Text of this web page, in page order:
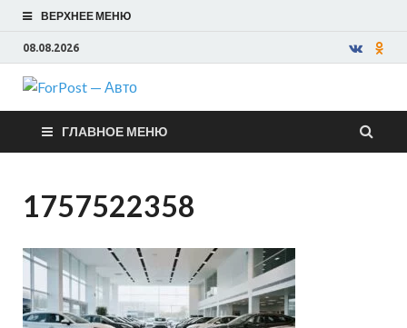
ВЕРХНЕЕ МЕНЮ
08.08.2026
ForPost —
Авто
ГЛАВНОЕ МЕНЮ
1757522358